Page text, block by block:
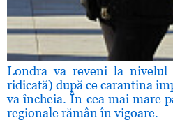
Londra va reveni la
ridicată) după ce carantina
va încheia. În cea mai mare
regionale rămân în vigoare.